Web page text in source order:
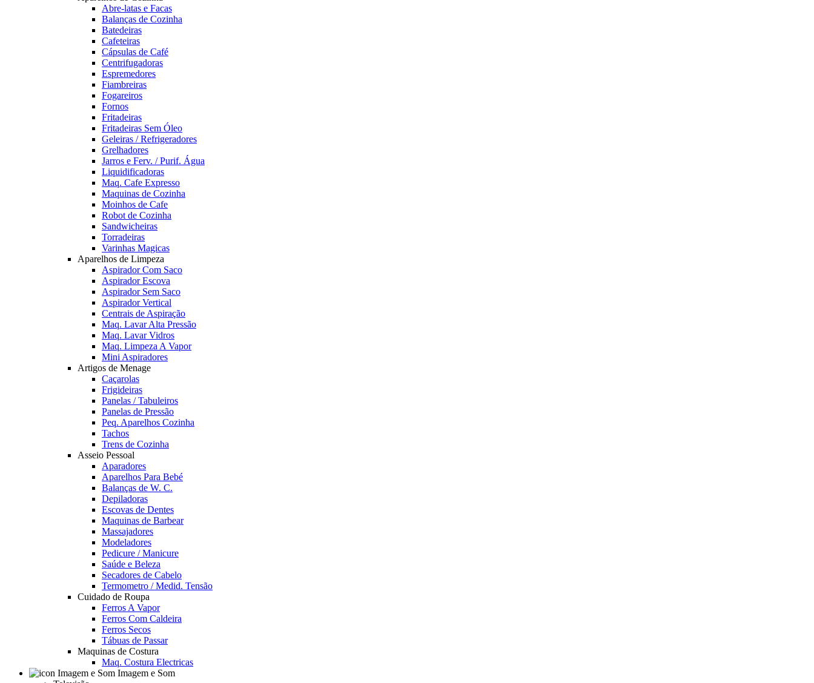
Abre-latas e Facas
Balanças de Cozinha
Batedeiras
Cafeteiras
Cápsulas de Café
Centrifugadoras
Espremedores
Fiambreiras
Fogareiros
Fornos
Fritadeiras
Fritadeiras Sem Óleo
Geleiras / Refrigeradores
Grelhadores
Jarros e Ferv. / Purif. Água
Liquidificadoras
Maq. Cafe Expresso
Maquinas de Cozinha
Moinhos de Cafe
Robot de Cozinha
Sandwicheiras
Torradeiras
Varinhas Magicas
Aparelhos de Limpeza
Aspirador Com Saco
Aspirador Escova
Aspirador Sem Saco
Aspirador Vertical
Centrais de Aspiração
Maq. Lavar Alta Pressão
Maq. Lavar Vidros
Maq. Limpeza A Vapor
Mini Aspiradores
Artigos de Menage
Caçarolas
Frigideiras
Panelas / Tabuleiros
Panelas de Pressão
Peq. Aparelhos Cozinha
Tachos
Trens de Cozinha
Asseio Pessoal
Aparadores
Aparelhos Para Bebé
Balanças de W. C.
Depiladoras
Escovas de Dentes
Maquinas de Barbear
Massajadores
Modeladores
Pedicure / Manicure
Saúde e Beleza
Secadores de Cabelo
Termometro / Medid. Tensão
Cuidado de Roupa
Ferros A Vapor
Ferros Com Caldeira
Ferros Secos
Tábuas de Passar
Maquinas de Costura
Maq. Costura Electricas
Imagem e Som